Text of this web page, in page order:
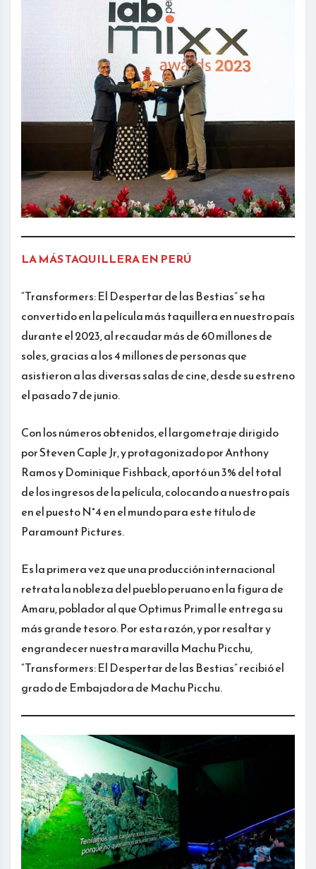
LA MÁS TAQUILLERA EN PERÚ
“Transformers: El Despertar de las Bestias” se ha
convertido en la película más taquillera en nuestro país
durante el 2023, al recaudar más de 60 millones de
soles, gracias a los 4 millones de personas que
asistieron a las diversas salas de cine, desde su estreno
el pasado 7 de junio.
Con los números obtenidos, el largometraje dirigido
por Steven Caple Jr, y protagonizado por Anthony
Ramos y Dominique Fishback, aportó un 3% del total
de los ingresos de la película, colocando a nuestro país
en el puesto N°4 en el mundo para este título de
Paramount Pictures.
Es la primera vez que una producción internacional
retrata la nobleza del pueblo peruano en la figura de
Amaru, poblador al que Optimus Primal le entrega su
más grande tesoro. Por esta razón, y por resaltar y
engrandecer nuestra maravilla Machu Picchu,
“Transformers: El Despertar de las Bestias” recibió el
grado de Embajadora de Machu Picchu.